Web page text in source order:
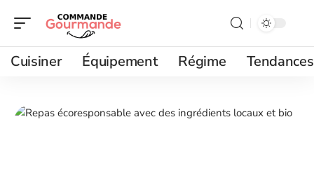
Cuisiner Équipement Régime Tendances